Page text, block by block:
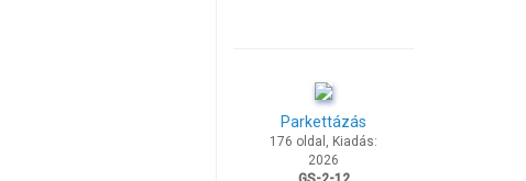
Parkettázás
176 oldal, Kiadás:
2026